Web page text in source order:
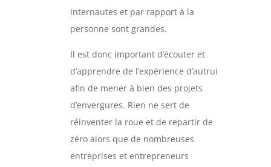
internautes et par rapport à la
personne sont grandes.
Il est donc important d’écouter et
d’apprendre de l’expérience d’autrui
afin de mener à bien des projets
d’envergures. Rien ne sert de
réinventer la roue et de repartir de
zéro alors que de nombreuses
entreprises et entrepreneurs